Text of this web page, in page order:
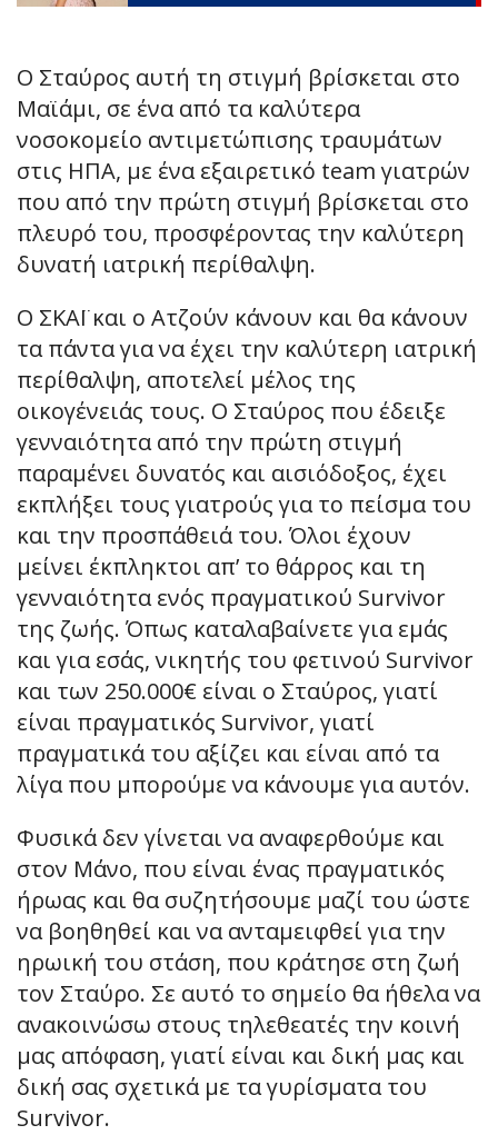
Ο Σταύρος αυτή τη στιγμή βρίσκεται στο
Μαϊάμι, σε ένα από τα καλύτερα
νοσοκομείο αντιμετώπισης τραυμάτων
στις ΗΠΑ, με ένα εξαιρετικό team γιατρών
που από την πρώτη στιγμή βρίσκεται στο
πλευρό του, προσφέροντας την καλύτερη
δυνατή ιατρική περίθαλψη.
Ο ΣΚΑΪ και ο Ατζούν κάνουν και θα κάνουν
τα πάντα για να έχει την καλύτερη ιατρική
περίθαλψη, αποτελεί μέλος της
οικογένειάς τους. Ο Σταύρος που έδειξε
γενναιότητα από την πρώτη στιγμή
παραμένει δυνατός και αισιόδοξος, έχει
εκπλήξει τους γιατρούς για το πείσμα του
και την προσπάθειά του. Όλοι έχουν
μείνει έκπληκτοι απ’ το θάρρος και τη
γενναιότητα ενός πραγματικού Survivor
της ζωής. Όπως καταλαβαίνετε για εμάς
και για εσάς, νικητής του φετινού Survivor
και των 250.000€ είναι ο Σταύρος, γιατί
είναι πραγματικός Survivor, γιατί
πραγματικά του αξίζει και είναι από τα
λίγα που μπορούμε να κάνουμε για αυτόν.
Φυσικά δεν γίνεται να αναφερθούμε και
στον Μάνο, που είναι ένας πραγματικός
ήρωας και θα συζητήσουμε μαζί του ώστε
να βοηθηθεί και να ανταμειφθεί για την
ηρωική του στάση, που κράτησε στη ζωή
τον Σταύρο. Σε αυτό το σημείο θα ήθελα να
ανακοινώσω στους τηλεθεατές την κοινή
μας απόφαση, γιατί είναι και δική μας και
δική σας σχετικά με τα γυρίσματα του
Survivor.